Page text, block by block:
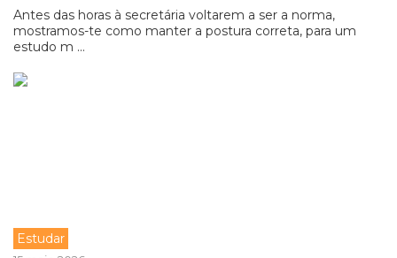
Antes das horas à secretária voltarem a ser a norma,
mostramos-te como manter a postura correta, para um
estudo m ...
Estudar